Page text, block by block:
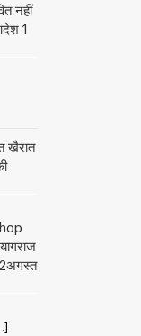
नहीं
1
खैरात